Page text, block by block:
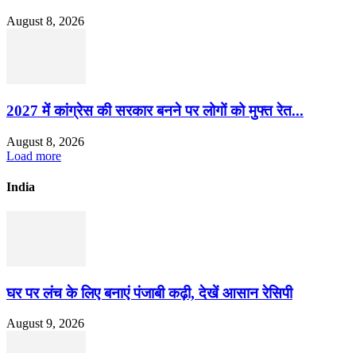
August 8, 2026
2027 में कांग्रेस की सरकार बनने पर लोगों को मुफ्त रेत...
August 8, 2026
Load more
India
घर पर लंच के लिए बनाएं पंजाबी कढ़ी, देखें आसान रेसिपी
August 9, 2026